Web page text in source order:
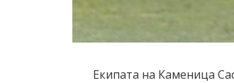
Екипата на Каменица